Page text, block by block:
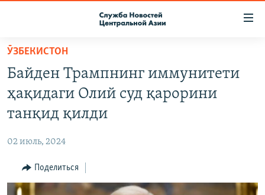
Вернуться
основному
содержанию
главной
Вернутся
ПОДПИСКА
НАСТОЯЩЕЕ ВРЕМЯ
МИГРАНТ МЕДИА
ӮЗБЕКИСТОН
Байден Трампнинг иммунитети
ҳақидаги Олий суд қарорини
танқид қилди
02 июль, 2024
Поделиться